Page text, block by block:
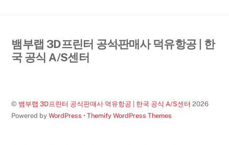
Back
뱀부랩 3D프린터 공식판매사 덕유항공 | 한
국 공식 A/S센터
© 뱀부랩 3D프린터 공식판매사 덕유항공 | 한국 공식 A/S센터 2026
Powered byWordPress •Themify WordPress Themes